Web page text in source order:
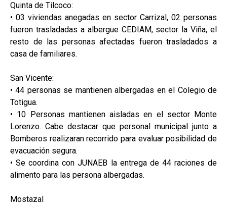
Quinta de Tilcoco:
• 03 viviendas anegadas en sector Carrizal, 02 personas
fueron trasladadas a albergue CEDIAM, sector la Viña, el
resto de las personas afectadas fueron trasladados a
casa de familiares.
San Vicente:
• 44 personas se mantienen albergadas en el Colegio de
Totigua.
• 10 Personas mantienen aisladas en el sector Monte
Lorenzo. Cabe destacar que personal municipal junto a
Bomberos realizaran recorrido para evaluar posibilidad de
evacuación segura.
• Se coordina con JUNAEB la entrega de 44 raciones de
alimento para las persona albergadas.
Mostazal